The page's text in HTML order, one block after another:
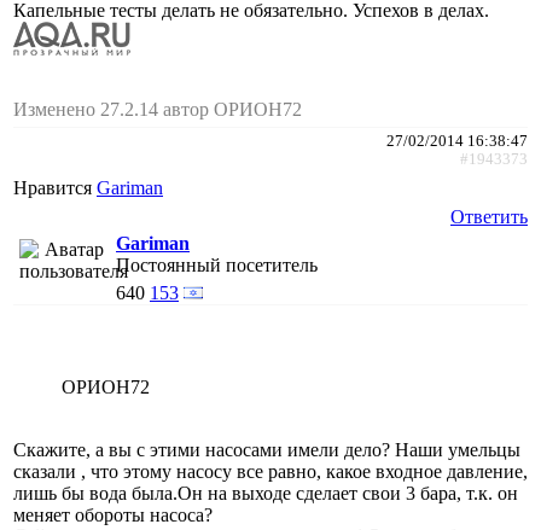
Капельные тесты делать не обязательно. Успехов в делах.
Изменено 27.2.14 автор ОРИОН72
27/02/2014 16:38:47
#1943373
Нравится Gariman
Ответить
Gariman
Постоянный посетитель
640 153
ОРИОН72
Скажите, а вы с этими насосами имели дело? Наши умельцы
сказали , что этому насосу все равно, какое входное давление,
лишь бы вода была.Он на выходе сделает свои 3 бара, т.к. он
меняет обороты насоса?